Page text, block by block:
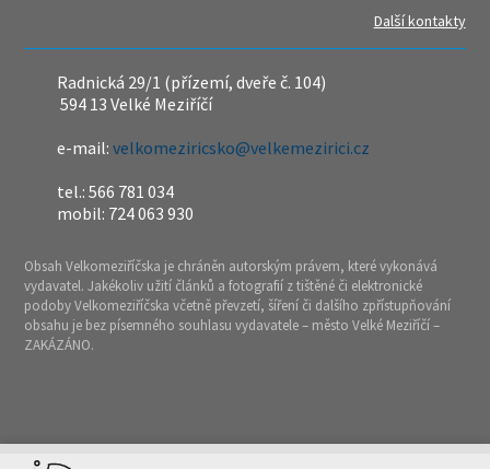
Další kontakty
Radnická 29/1 (přízemí, dveře č. 104)
594 13 Velké Meziříčí
e-mail:velkomeziricsko@velkemezirici.cz
tel.: 566 781 034
mobil: 724 063 930
Obsah Velkomeziříčska je chráněn autorským právem, které vykonává
vydavatel. Jakékoliv užití článků a fotografií z tištěné či elektronické
podoby Velkomeziříčska včetně převzetí, šíření či dalšího zpřístupňování
obsahu je bez písemného souhlasu vydavatele – město Velké Meziříčí –
ZAKÁZÁNO.